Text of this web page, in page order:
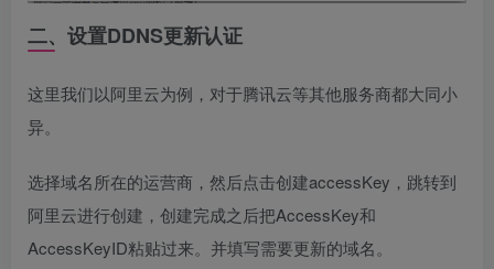
二、设置DDNS更新认证
这里我们以阿里云为例，对于腾讯云等其他服务商都大同小
异。
选择域名所在的运营商，然后点击创建accessKey，跳转到
阿里云进行创建，创建完成之后把AccessKey和
AccessKeyID粘贴过来。并填写需要更新的域名。